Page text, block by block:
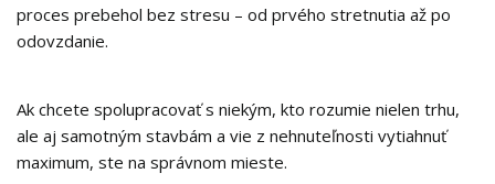
proces prebehol bez stresu – od prvého stretnutia až po
odovzdanie.
Ak chcete spolupracovať s niekým, kto rozumie nielen trhu,
ale aj samotným stavbám a vie z nehnuteľnosti vytiahnuť
maximum, ste na správnom mieste.